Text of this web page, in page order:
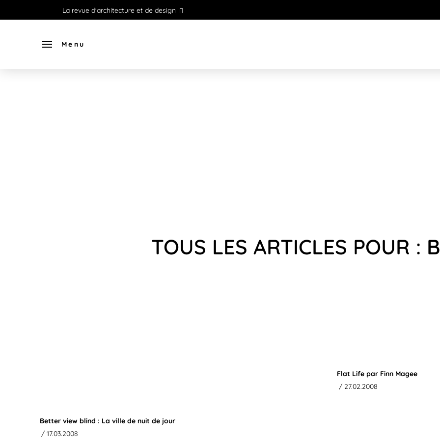
La revue d'architecture et de design
Menu
TOUS LES ARTICLES POUR :
Better view blind : La ville de nuit de jour
/ 17.03.2008
Flat Life par Finn Magee
/ 27.02.2008